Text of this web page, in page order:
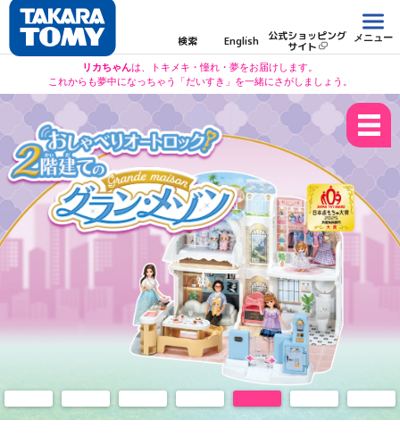
検索 English 公式ショッピング
サイト
メニュー
リカちゃんは、トキメキ・憧れ・夢をお届けします。
これからも夢中になっちゃう「だいすき」を一緒にさがしましょう。